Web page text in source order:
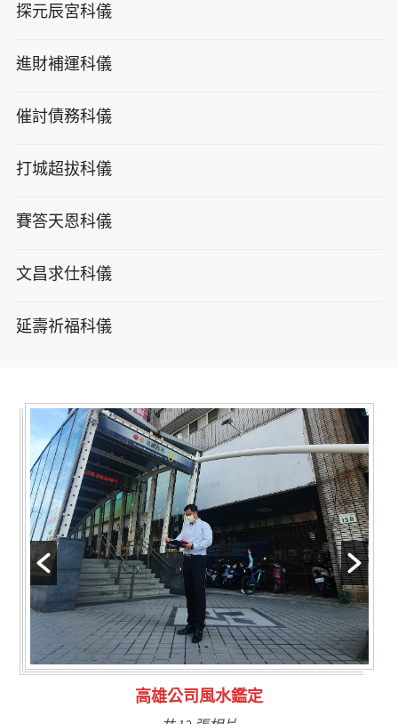
探元辰宮科儀
進財補運科儀
催討債務科儀
打城超拔科儀
賽答天恩科儀
文昌求仕科儀
延壽祈福科儀
林氏福主量子生基造命